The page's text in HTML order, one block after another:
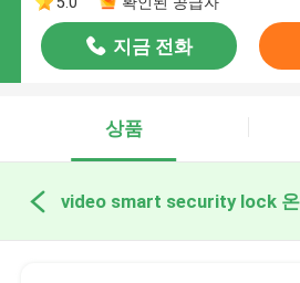
지금 전화
상품
video smart security lock